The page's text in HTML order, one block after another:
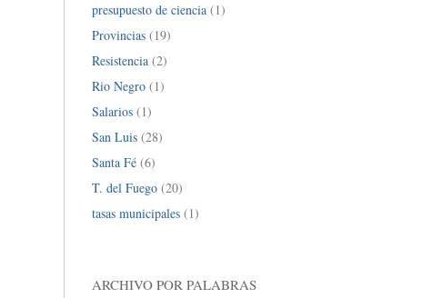
presupuesto de ciencia(1)
Provincias(19)
Resistencia(2)
Rio Negro(1)
Salarios(1)
San Luis(28)
Santa Fé(6)
T. del Fuego(20)
tasas municipales(1)
ARCHIVO POR PALABRAS